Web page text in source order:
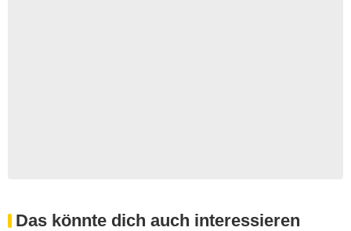
Das könnte dich auch interessieren